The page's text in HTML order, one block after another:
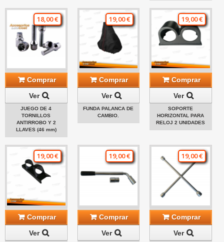
18,00 €
Comprar
Ver
JUEGO DE 4
TORNILLOS
ANTIRROBO Y 2
LLAVES (46 mm)
19,00 €
Comprar
Ver
FUNDA PALANCA DE
CAMBIO.
19,00 €
Comprar
Ver
SOPORTE
HORIZONTAL PARA
RELOJ 2 UNIDADES
19,00 €
Comprar
Ver
19,00 €
Comprar
Ver
19,00 €
Comprar
Ver